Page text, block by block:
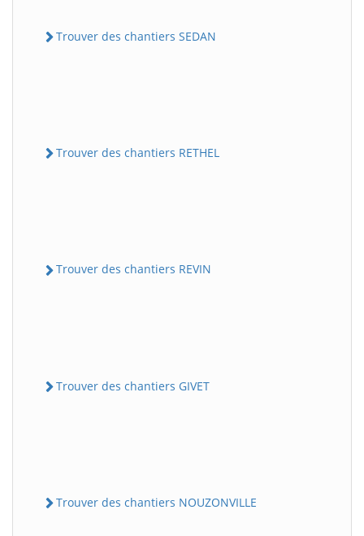
Trouver des chantiers SEDAN
Trouver des chantiers RETHEL
Trouver des chantiers REVIN
Trouver des chantiers GIVET
Trouver des chantiers NOUZONVILLE